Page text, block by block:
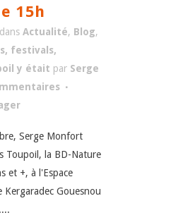
15h
dans Actualité, Blog,
festivals,
y était par Serge
Serge Monfort
Toupoil, la BD-Nature
et +, à l'Espace
Kergaradec Gouesnou